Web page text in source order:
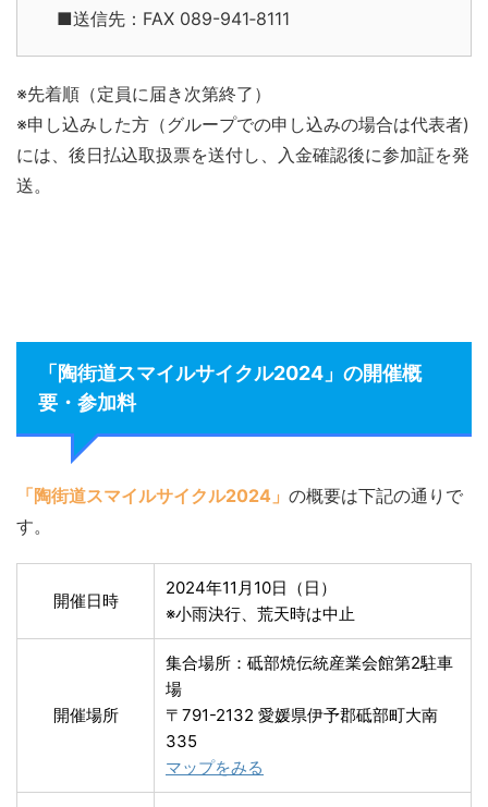
■送信先：FAX 089-941‐8111
※先着順（定員に届き次第終了）
※申し込みした方（グループでの申し込みの場合は代表者)
には、後日払込取扱票を送付し、入金確認後に参加証を発
送。
「陶街道スマイルサイクル2024」の開催概
要・参加料
「陶街道スマイルサイクル2024」 の概要は下記の通りで
す。
開催日時
2024年11月10日（日）
※小雨決行、荒天時は中止
開催場所
集合場所：砥部焼伝統産業会館第2駐車
場
〒791-2132 愛媛県伊予郡砥部町大南
335
マップをみる